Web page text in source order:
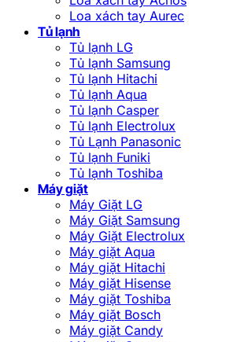
Loa xách tay Aurec
Tủ lạnh
Tủ lạnh LG
Tủ lạnh Samsung
Tủ lạnh Hitachi
Tủ lạnh Aqua
Tủ lạnh Casper
Tủ lạnh Electrolux
Tủ Lạnh Panasonic
Tủ lạnh Funiki
Tủ lạnh Toshiba
Máy giặt
Máy Giặt LG
Máy Giặt Samsung
Máy Giặt Electrolux
Máy giặt Aqua
Máy giặt Hitachi
Máy giặt Hisense
Máy giặt Toshiba
Máy giặt Bosch
Máy giặt Candy